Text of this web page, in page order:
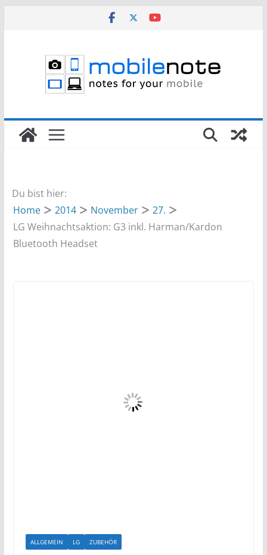
Du bist hier:
Home
2014 November
27.
LG Weihnachtsaktion: G3 inkl. Harman/Kardon
Bluetooth Headset
ALLGEMEIN LG ZUBEHÖR